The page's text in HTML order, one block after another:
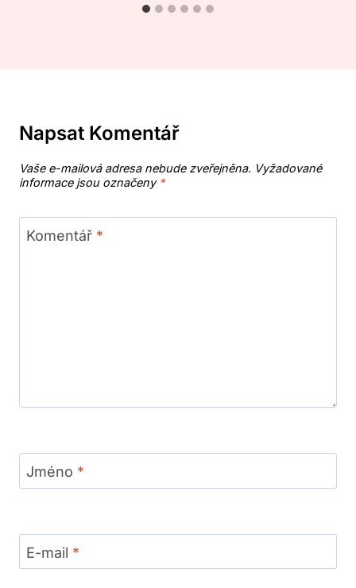
Napsat Komentář
Vaše e-mailová adresa nebude zveřejněna. Vyžadované
informace jsou označeny *
Komentář *
Jméno *
E-mail *